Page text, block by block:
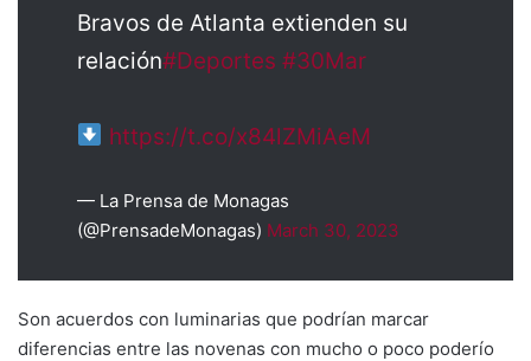
Bravos de Atlanta extienden su
relación#Deportes #30Mar
https://t.co/x84lZMiAeM
— La Prensa de Monagas
(@PrensadeMonagas) March 30, 2023
Son acuerdos con luminarias que podrían marcar
diferencias entre las novenas con mucho o poco poderío